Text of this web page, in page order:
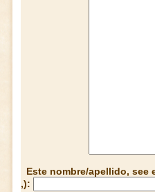
Este nombre/apellido, see
,):